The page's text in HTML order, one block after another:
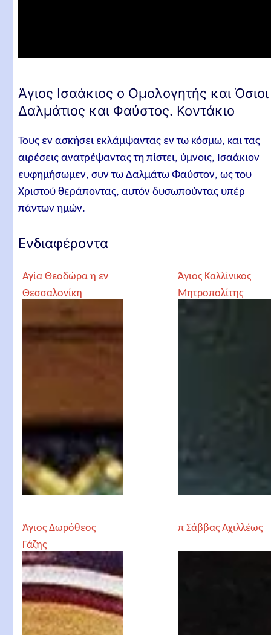
Άγιος Ισαάκιος ο Ομολογητής και Όσιοι
Δαλμάτιος και Φαύστος. Κοντάκιο
Τους εν ασκήσει εκλάμψαντας εν τω κόσμω, και τας
αιρέσεις ανατρέψαντας τη πίστει, ύμνοις, Ισαάκιον
ευφημήσωμεν, συν τω Δαλμάτω Φαύστον, ως του
Χριστού θεράποντας, αυτόν δυσωπούντας υπέρ
πάντων ημών.
Ενδιαφέροντα
Αγία Θεοδώρα η εν
Θεσσαλονίκη
Άγιος Καλλίνικος
Μητροπολίτης
Εδέσσης
Άγιος Δωρόθεος
Γάζης
π Σάββας Αχιλλέως